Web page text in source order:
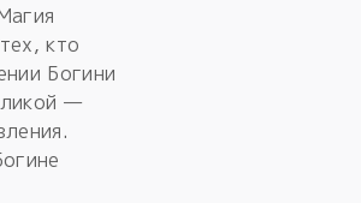
кто
Богини
—